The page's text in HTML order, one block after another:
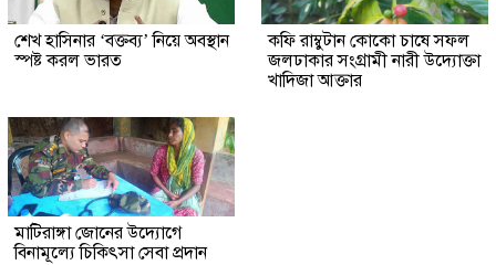
শেখ হাসিনার ‘বক্তব্য’ নিয়ে অবস্থান
স্পষ্ট করল ভারত
কফি রাম্বুটান কোকো চাষে সফল
জলঢাকার সংগ্রামী নারী উদ্যোক্তা
খাদিজা আক্তার
মাটিরাঙ্গা জোনের উদ্যোগে
বিনামূল্যে চিকিৎসা সেবা প্রদান